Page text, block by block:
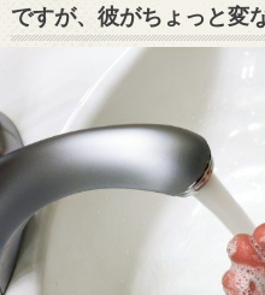
ですが、彼がちょっと変